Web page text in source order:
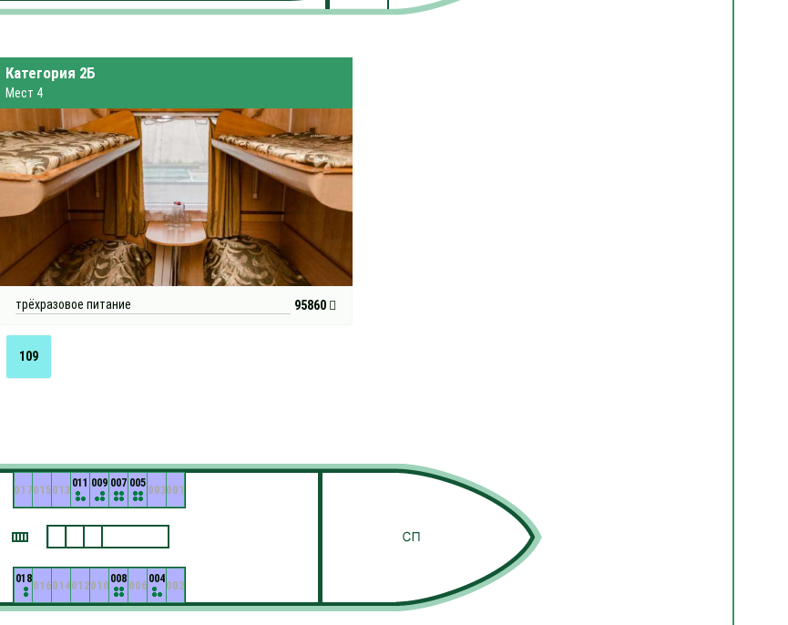
Категория 2Б
Мест 4
трёхразовое питание 95860
109
001
002
003
004
005
006
007
008
009
010
011
012
013
014
015
016
017
018